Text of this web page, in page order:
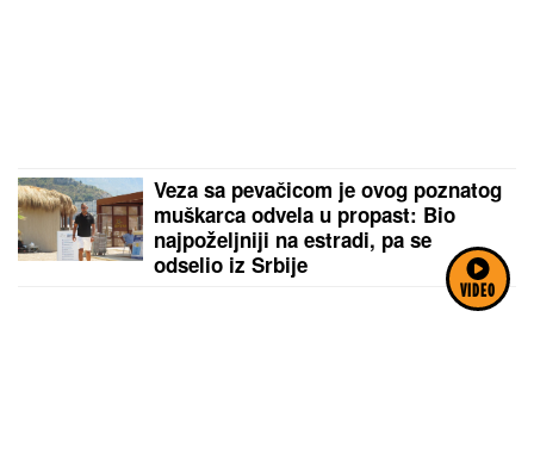
VIDEO
Veza sa pevačicom je ovog poznatog
muškarca odvela u propast: Bio
najpoželjniji na estradi, pa se
odselio iz Srbije